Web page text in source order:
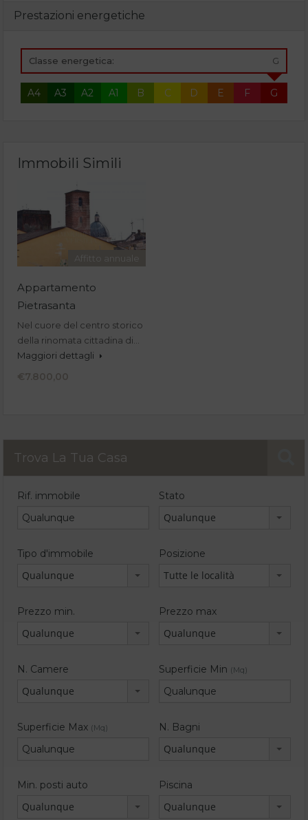
Prestazioni energetiche
Classe energetica: G
A4 A3 A2 A1 B C D E F G
Immobili Simili
Affitto annuale
Appartamento
Pietrasanta
Nel cuore del centro storico
della rinomata cittadina di…
Maggiori dettagli
€7.800,00
Trova La Tua Casa
Rif. immobile Stato
Qualunque
Tipo d'immobile
Qualunque
Posizione
Tutte le località
Prezzo min.
Qualunque
Prezzo max
Qualunque
N. Camere
Qualunque
Superficie Min (Mq)
Superficie Max (Mq) N. Bagni
Qualunque
Min. posti auto
Qualunque
Piscina
Qualunque